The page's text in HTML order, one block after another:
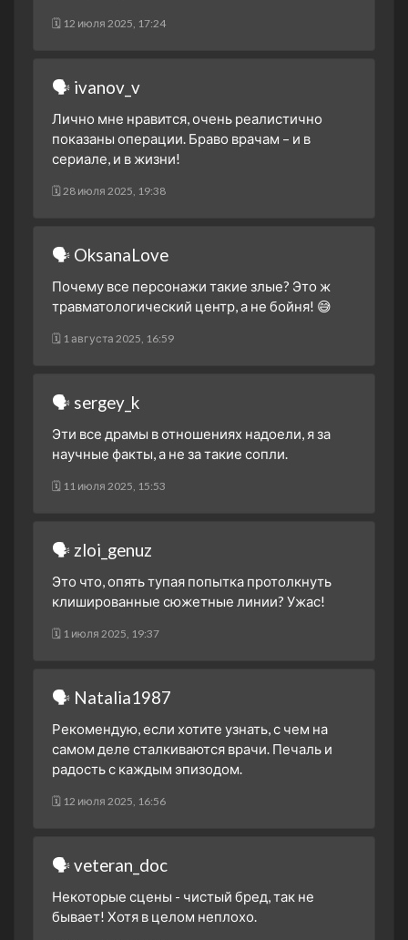
🗓 12 июля 2025, 17:24
🗣 ivanov_v
Лично мне нравится, очень реалистично
показаны операции. Браво врачам – и в
сериале, и в жизни!
🗓 28 июля 2025, 19:38
🗣 OksanaLove
Почему все персонажи такие злые? Это ж
травматологический центр, а не бойня! 😅
🗓 1 августа 2025, 16:59
🗣 sergey_k
Эти все драмы в отношениях надоели, я за
научные факты, а не за такие сопли.
🗓 11 июля 2025, 15:53
🗣 zloi_genuz
Это что, опять тупая попытка протолкнуть
клишированные сюжетные линии? Ужас!
🗓 1 июля 2025, 19:37
🗣 Natalia1987
Рекомендую, если хотите узнать, с чем на
самом деле сталкиваются врачи. Печаль и
радость с каждым эпизодом.
🗓 12 июля 2025, 16:56
🗣 veteran_doc
Некоторые сцены - чистый бред, так не
бывает! Хотя в целом неплохо.